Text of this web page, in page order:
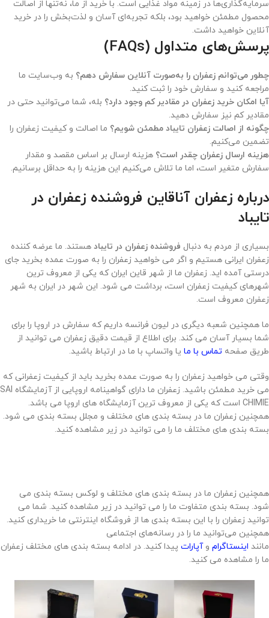
سرمایه‌گذاری‌ها در زمینه مواد غذایی است. با خرید از ما، نه‌تنها از اصالت
محصول مطمئن خواهید بود، بلکه تجربه‌ای آسان و لذت‌بخش را در خرید
آنلاین خواهید داشت.
پرسش‌های متداول (FAQs)
چطور می‌توانم زعفران را به‌صورت آنلاین سفارش دهم؟ به وب‌سایت ما
مراجعه کنید و سفارش خود را ثبت کنید.
آیا امکان خرید زعفران در مقادیر کم وجود دارد؟ بله، شما می‌توانید حتی در
مقادیر کم نیز سفارش دهید.
چگونه از اصالت زعفران تایباد مطمئن شویم؟ ما اصالت و کیفیت زعفران را
تضمین می‌کنیم.
هزینه ارسال زعفران چقدر است؟ هزینه ارسال بر اساس مقصد و مقدار
سفارش متغیر است، اما ما تلاش می‌کنیم این هزینه را به حداقل برسانیم.
درباره زعفران آناقاین فروشنده زعفران در
تایباد
بسیاری از مردم به دنبال فروشنده زعفران در تایباد هستند. ما عرضه کننده
زعفران ایرانی هستیم و اگر می خواهید زعفران را به صورت عمده بخرید جای
درستی آمده اید. زعفران ما از شهر قاین ایران که یکی از معروف ترین
شهرهای کیفیت زعفران است، برداشت می شود. این شهر در ایران به شهر
زعفران معروف است.
ما همچنین شعبه دیگری در لیون فرانسه داریم که سفارش در اروپا را برای
شما بسیار آسان می کند. برای اطلاع از قیمت دقیق زعفران می توانید از
طریق صفحه تماس با ما یا واتساپ با ما در ارتباط باشید.
وقتی می خواهید زعفران را به صورت عمده بخرید باید از کیفیت زعفرانی که
می خرید مطمئن باشید. زعفران ما دارای گواهینامه اروپایی از آزمایشگاه SAI
CHIMIE است که یکی از معروف ترین آزمایشگاه های اروپا می باشد.
همچنین زعفران ما در بسته بندی های مختلف و مجلل بسته بندی می شود.
بسته بندی های مختلف ما را می توانید در زیر مشاهده کنید.
همچنین زعفران ما در بسته بندی های مختلف و لوکس بسته بندی می
شود. بسته بندی متفاوت ما را می توانید در زیر مشاهده کنید. شما می
توانید زعفران را با این بسته بندی ها از فروشگاه اینترنتی ما خریداری کنید.
همچنین می‌توانید ما را در رسانه‌های اجتماعی
مانند اینستاگرام وآپارات پیدا کنید. در ادامه بسته بندی های مختلف زعفران
ما را مشاهده می کنید.